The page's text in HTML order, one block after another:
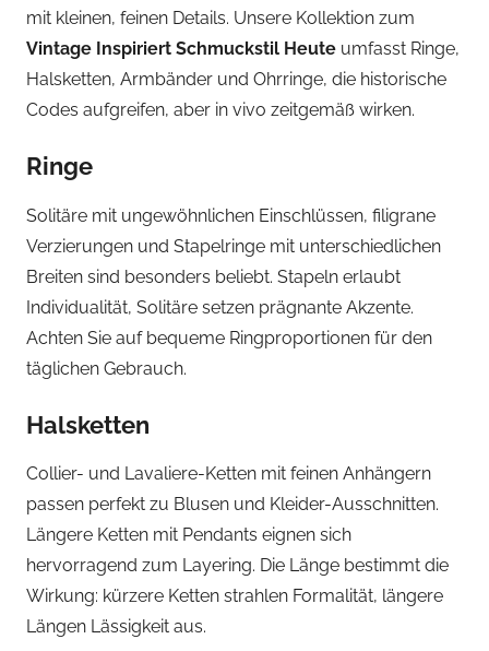
mit kleinen, feinen Details. Unsere Kollektion zum
Vintage Inspiriert Schmuckstil Heute umfasst Ringe,
Halsketten, Armbänder und Ohrringe, die historische
Codes aufgreifen, aber in vivo zeitgemäß wirken.
Ringe
Solitäre mit ungewöhnlichen Einschlüssen, filigrane
Verzierungen und Stapelringe mit unterschiedlichen
Breiten sind besonders beliebt. Stapeln erlaubt
Individualität, Solitäre setzen prägnante Akzente.
Achten Sie auf bequeme Ringproportionen für den
täglichen Gebrauch.
Halsketten
Collier- und Lavaliere-Ketten mit feinen Anhängern
passen perfekt zu Blusen und Kleider-Ausschnitten.
Längere Ketten mit Pendants eignen sich
hervorragend zum Layering. Die Länge bestimmt die
Wirkung: kürzere Ketten strahlen Formalität, längere
Längen Lässigkeit aus.